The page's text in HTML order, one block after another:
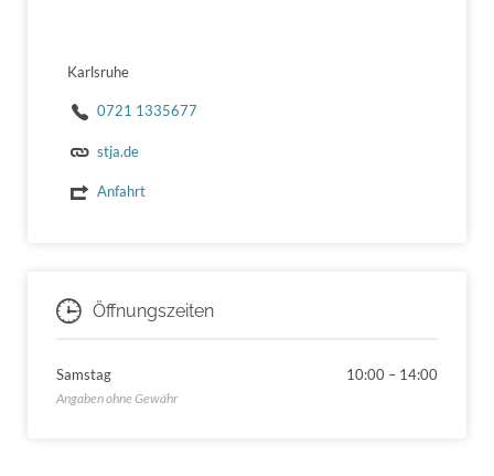
Karlsruhe
0721 1335677
stja.de
Anfahrt
Öffnungszeiten
Samstag 10:00 – 14:00